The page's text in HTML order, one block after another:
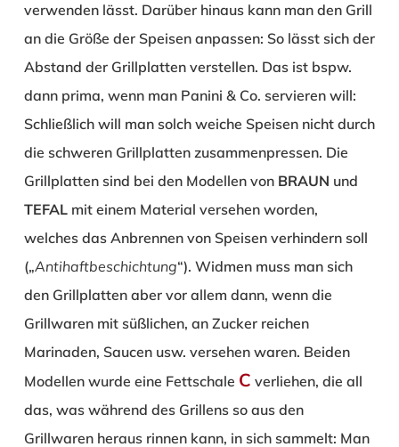
verwenden lässt. Darüber hinaus kann man den Grill
an die Größe der Speisen anpassen: So lässt sich der
Abstand der Grillplatten verstellen. Das ist bspw.
dann prima, wenn man Panini & Co. servieren will:
Schließlich will man solch weiche Speisen nicht durch
die schweren Grillplatten zusammenpressen. Die
Grillplatten sind bei den Modellen von BRAUN und
TEFALmit einem Material versehen worden,
welches das Anbrennen von Speisen verhindern soll
(„Antihaftbeschichtung“). Widmen muss man sich
den Grillplatten aber vor allem dann, wenn die
Grillwaren mit süßlichen, an Zucker reichen
Marinaden, Saucen usw. versehen waren. Beiden
Modellen wurde eine Fettschale C verliehen, die all
das, was während des Grillens so aus den
Grillwaren heraus rinnen kann, in sich sammelt: Man